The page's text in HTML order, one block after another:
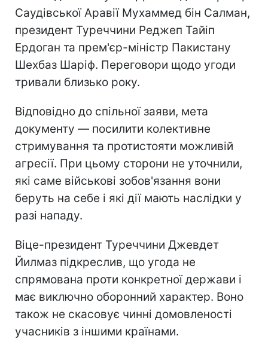
Саудівської Аравії Мухаммед бін Салман,
президент Туреччини Реджеп Тайіп
Ердоган та прем'єр-міністр Пакистану
Шехбаз Шаріф. Переговори щодо угоди
тривали близько року.
Відповідно до спільної заяви, мета
документу — посилити колективне
стримування та протистояти можливій
агресії. При цьому сторони не уточнили,
які саме військові зобов'язання вони
беруть на себе і які дії мають наслідки у
разі нападу.
Віце-президент Туреччини Джевдет
Йилмаз підкреслив, що угода не
спрямована проти конкретної держави і
має виключно оборонний характер. Воно
також не скасовує чинні домовленості
учасників з іншими країнами.